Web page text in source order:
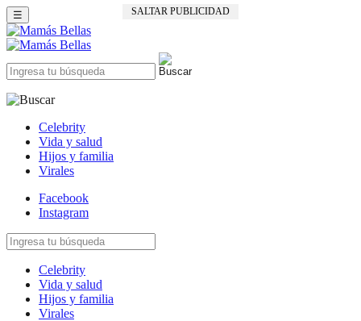
SALTAR PUBLICIDAD
☰
Celebrity
Vida y salud
Hijos y familia
Virales
Facebook
Instagram
Celebrity
Vida y salud
Hijos y familia
Virales